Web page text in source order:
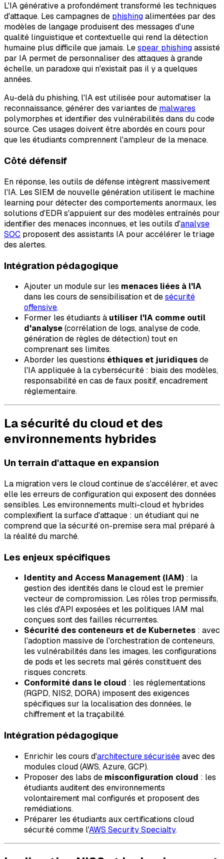
L'IA générative a profondément transformé les techniques
d'attaque. Les campagnes de phishingalimentées par des
modèles de langage produisent des messages d'une
qualité linguistique et contextuelle qui rend la détection
humaine plus difficile que jamais. Lespear phishingassisté
par IA permet de personnaliser des attaques à grande
échelle, un paradoxe qui n'existait pas il y a quelques
années.
Au-delà du phishing, l'IA est utilisée pour automatiser la
reconnaissance, générer des variantes de malwares
polymorphes et identifier des vulnérabilités dans du code
source. Ces usages doivent être abordés en cours pour
que les étudiants comprennent l'ampleur de la menace.
Côté défensif
En réponse, les outils de défense intègrent massivement
l'IA. Les SIEM de nouvelle génération utilisent le machine
learning pour détecter des comportements anormaux, les
solutions d'EDR s'appuient sur des modèles entraînés pour
identifier des menaces inconnues, et les outils d'analyse
SOC proposent des assistants IA pour accélérer le triage
des alertes.
Intégration pédagogique
Ajouter un module sur les menaces liées à l'IA
dans les cours de sensibilisation et desécurité
offensive.
Former les étudiants à utiliser l'IA comme outil
d'analyse(corrélation de logs, analyse de code,
génération de règles de détection) tout en
comprenant ses limites.
Aborder les questions éthiques et juridiquesde
l'IA appliquée à la cybersécurité : biais des modèles,
responsabilité en cas de faux positif, encadrement
réglementaire.
La sécurité du cloud et des
environnements hybrides
Un terrain d'attaque en expansion
La migration vers le cloud continue de s'accélérer, et avec
elle les erreurs de configuration qui exposent des données
sensibles. Les environnements multi-cloud et hybrides
complexifient la surface d'attaque : un étudiant qui ne
comprend que la sécurité on-premise sera mal préparé à
la réalité du marché.
Les enjeux spécifiques
Identity and Access Management (IAM) : la
gestion des identités dans le cloud est le premier
vecteur de compromission. Les rôles trop permissifs,
les clés d'API exposées et les politiques IAM mal
conçues sont des failles récurrentes.
Sécurité des conteneurs et de Kubernetes : avec
l'adoption massive de l'orchestration de conteneurs,
les vulnérabilités dans les images, les configurations
de pods et les secrets mal gérés constituent des
risques concrets.
Conformité dans le cloud : les réglementations
(RGPD, NIS2, DORA) imposent des exigences
spécifiques sur la localisation des données, le
chiffrement et la traçabilité.
Intégration pédagogique
Enrichir les cours d'architecture sécuriséeavec des
modules cloud (AWS, Azure, GCP).
Proposer des labs de misconfiguration cloud : les
étudiants auditent des environnements
volontairement mal configurés et proposent des
remédiations.
Préparer les étudiants aux certifications cloud
sécurité comme l'AWS Security Specialty.